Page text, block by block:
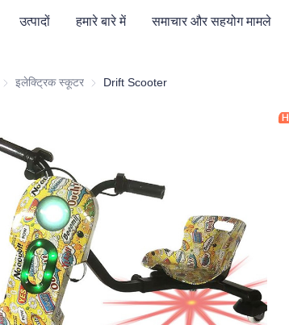
उत्पादों हमारे बारे में समाचार और सहयोग मामले
इलेक्ट्रिक स्कूटर इलेक्ट्रिक स्कूटर
Drift Scooter